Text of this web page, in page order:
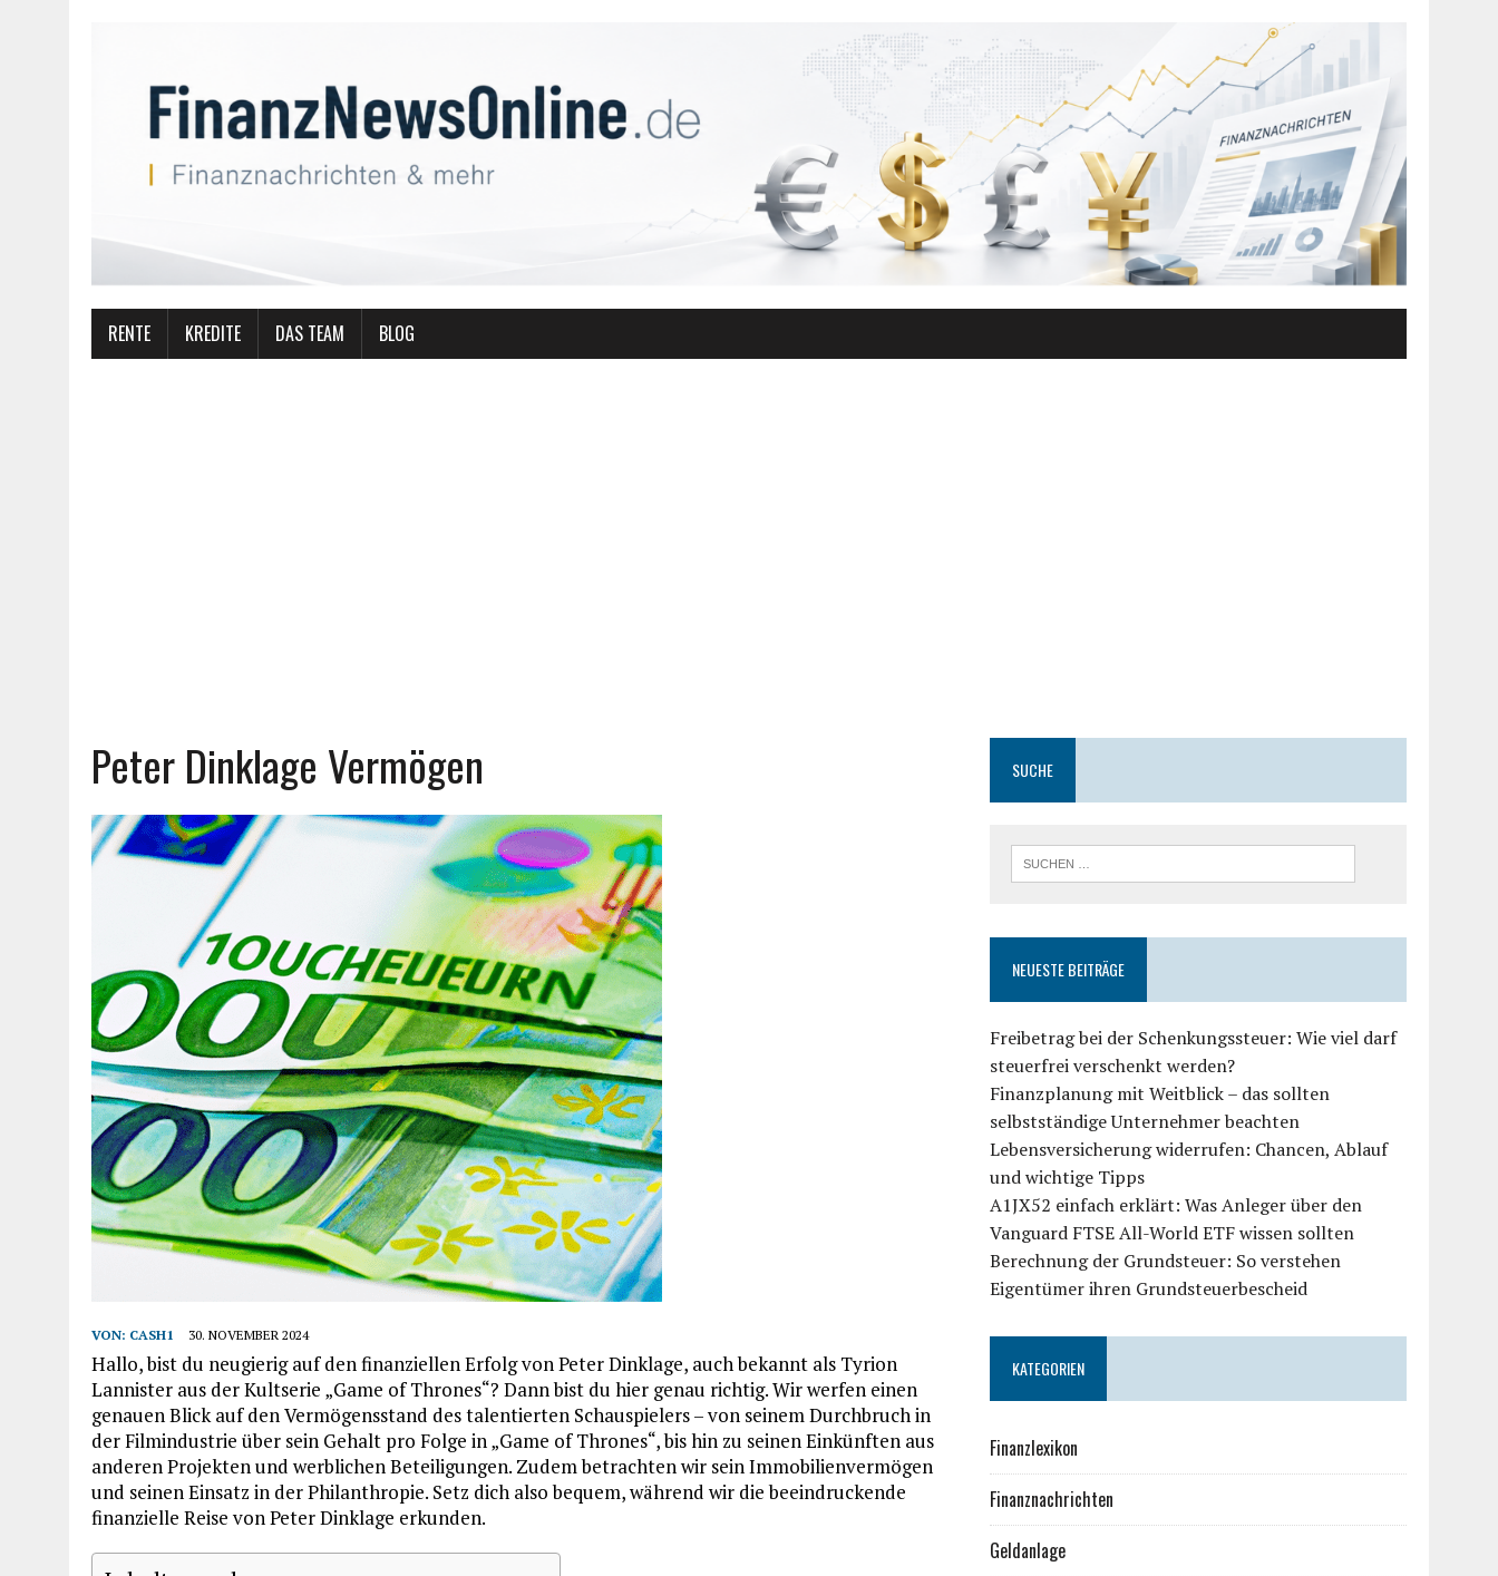
RENTE KREDITE DAS TEAM BLOG
Peter Dinklage Vermögen
VON: CASH1 30. NOVEMBER 2024
Hallo, bist du neugierig auf den finanziellen Erfolg von Peter Dinklage, auch bekannt als Tyrion
Lannister aus der Kultserie „Game of Thrones“? Dann bist du hier genau richtig. Wir werfen einen
genauen Blick auf den Vermögensstand des talentierten Schauspielers – von seinem Durchbruch in
der Filmindustrie über sein Gehalt pro Folge in „Game of Thrones“, bis hin zu seinen Einkünften aus
anderen Projekten und werblichen Beteiligungen. Zudem betrachten wir sein Immobilienvermögen
und seinen Einsatz in der Philanthropie. Setz dich also bequem, während wir die beeindruckende
finanzielle Reise von Peter Dinklage erkunden.
SUCHE
NEUESTE BEITRÄGE
Freibetrag bei der Schenkungssteuer: Wie viel darf
steuerfrei verschenkt werden?
Finanzplanung mit Weitblick – das sollten
selbstständige Unternehmer beachten
Lebensversicherung widerrufen: Chancen, Ablauf
und wichtige Tipps
A1JX52 einfach erklärt: Was Anleger über den
Vanguard FTSE All-World ETF wissen sollten
Berechnung der Grundsteuer: So verstehen
Eigentümer ihren Grundsteuerbescheid
KATEGORIEN
Finanzlexikon
Finanznachrichten
Geldanlage